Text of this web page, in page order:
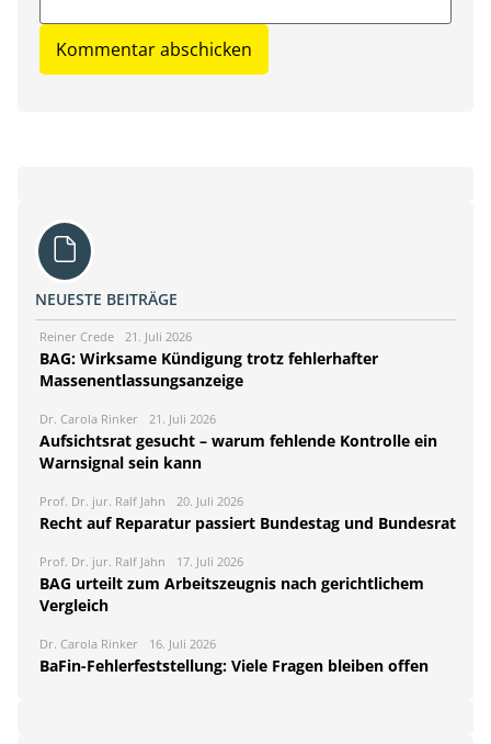
NEUESTE BEITRÄGE
Reiner Crede 21. Juli 2026
BAG: Wirksame Kündigung trotz fehlerhafter
Massenentlassungsanzeige
Dr. Carola Rinker 21. Juli 2026
Aufsichtsrat gesucht – warum fehlende Kontrolle ein
Warnsignal sein kann
Prof. Dr. jur. Ralf Jahn 20. Juli 2026
Recht auf Reparatur passiert Bundestag und Bundesrat
Prof. Dr. jur. Ralf Jahn 17. Juli 2026
BAG urteilt zum Arbeitszeugnis nach gerichtlichem
Vergleich
Dr. Carola Rinker 16. Juli 2026
BaFin-Fehlerfeststellung: Viele Fragen bleiben offen